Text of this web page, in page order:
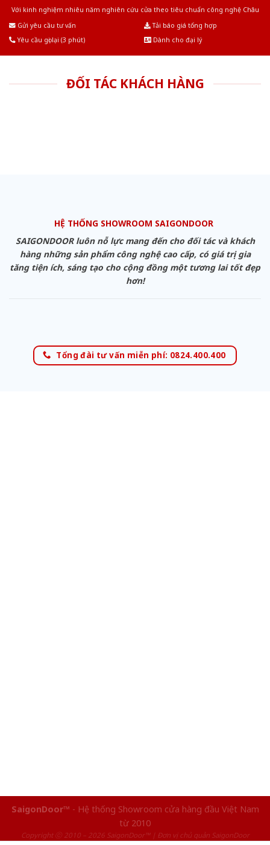
Với kinh nghiệm nhiêu năm nghiên cứu cửa theo tiêu chuẩn công nghệ Châu
Gửi yêu cầu tư vấn
Tải báo giá tổng hợp
Yêu cầu gọi lại (3 phút)
Dành cho đại lý
ĐỐI TÁC KHÁCH HÀNG
HỆ THỐNG SHOWROOM SAIGONDOOR
SAIGONDOOR luôn nỗ lực mang đến cho đối tác và khách
hàng những sản phẩm công nghệ cao cấp, có giá trị gia
tăng tiện ích, sáng tạo cho cộng đồng một tương lai tốt đẹp
hơn!
Tổng đài tư vấn miễn phí: 0824.400.400
SaigonDoor™ - Hệ thống Showroom cửa hàng đầu Việt Nam
từ 2010
Copyright ⓒ 2010 – 2026 SaigonDoor™ | Đơn vị chủ quản SaigonDoor